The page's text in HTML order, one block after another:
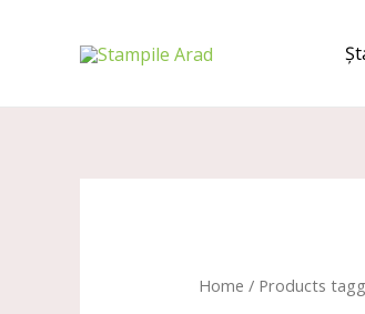
Home / Products